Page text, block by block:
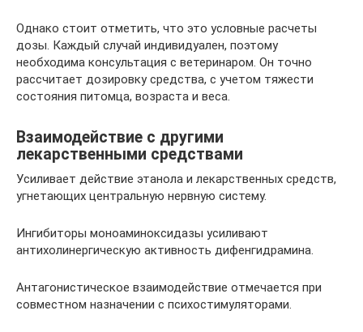
Однако стоит отметить, что это условные расчеты
дозы. Каждый случай индивидуален, поэтому
необходима консультация с ветеринаром. Он точно
рассчитает дозировку средства, с учетом тяжести
состояния питомца, возраста и веса.
Взаимодействие с другими
лекарственными средствами
Усиливает действие этанола и лекарственных средств,
угнетающих центральную нервную систему.
Ингибиторы моноаминоксидазы усиливают
антихолинергическую активность дифенгидрамина.
Антагонистическое взаимодействие отмечается при
совместном назначении с психостимуляторами.